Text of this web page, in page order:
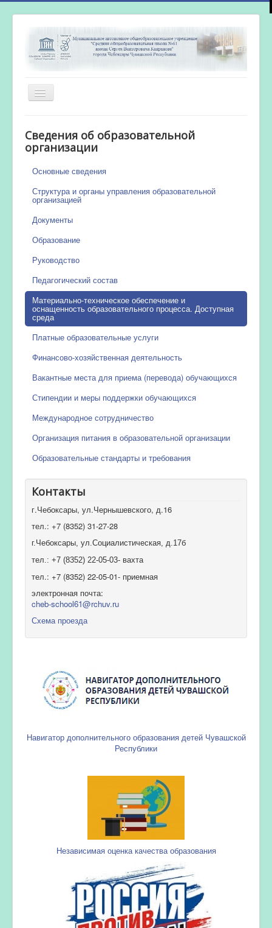
Включить/
выключить
Новости
Сведения об образовательной
организации
Основные сведения
Структура и органы управления образовательной
организацией
Документы
Образование
Руководство
Педагогический состав
Материально-техническое обеспечение и
оснащенность образовательного процесса. Доступная
среда
Платные образовательные услуги
Финансово-хозяйственная деятельность
Вакантные места для приема (перевода) обучающихся
Стипендии и меры поддержки обучающихся
Международное сотрудничество
Организация питания в образовательной организации
Образовательные стандарты и требования
Контакты
г.Чебоксары, ул.Чернышевского, д.16
тел.: +7 (8352) 31-27-28
г.Чебоксары, ул.Социалистическая, д.17б
тел.: +7 (8352) 22-05-03- вахта
тел.: +7 (8352) 22-05-01- приемная
электронная почта:
cheb-school61@rchuv.ru
Схема проезда
Навигатор дополнительного образования детей Чувашской
Республики
Независимая оценка качества образования